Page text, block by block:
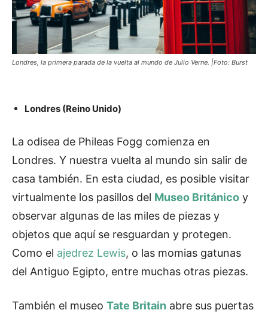
Londres, la primera parada de la vuelta al mundo de Julio Verne. |Foto: Burst
Londres (Reino Unido)
La odisea de Phileas Fogg comienza en
Londres. Y nuestra vuelta al mundo sin salir de
casa también. En esta ciudad, es posible visitar
virtualmente los pasillos del Museo Británico y
observar algunas de las miles de piezas y
objetos que aquí se resguardan y protegen.
Como el ajedrez Lewis, o las momias gatunas
del Antiguo Egipto, entre muchas otras piezas.
También el museo Tate Britain abre sus puertas